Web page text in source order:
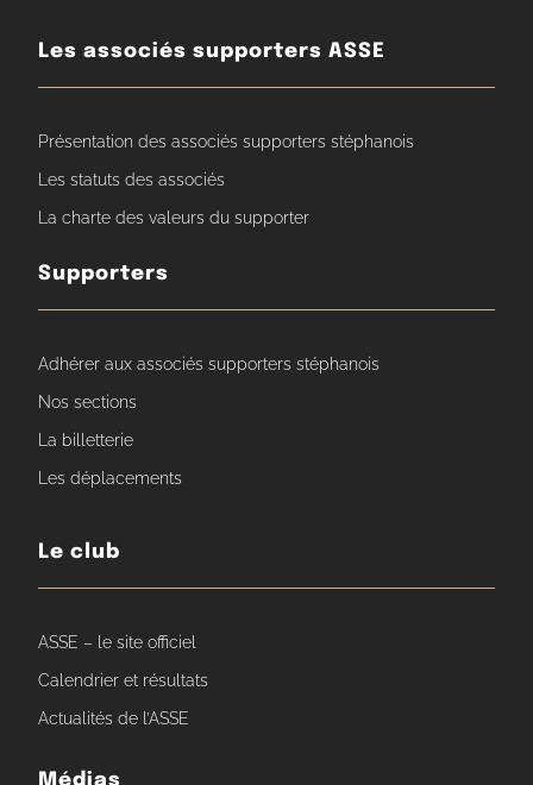
Les associés supporters ASSE
Présentation des associés supporters stéphanois
Les statuts des associés
La charte des valeurs du supporter
Supporters
Adhérer aux associés supporters stéphanois
Nos sections
La billetterie
Les déplacements
Le club
ASSE – le site officiel
Calendrier et résultats
Actualités de l’ASSE
Médias